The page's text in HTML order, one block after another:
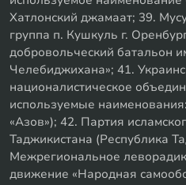
Хатлонский джамаат; 39.
группа п. Кушкуль г.
добровольческий батальон
Челебиджихана»; 41.
националистическое
используемые
«Азов»); 42. Партия
Таджикистана (Республика
Межрегиональное
движение «Народная